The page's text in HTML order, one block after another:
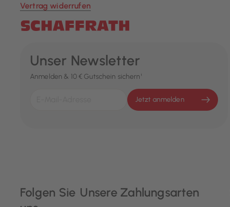
Vertrag widerrufen
Unser Newsletter
Anmelden & 10 € Gutschein sichern¹
Jetzt anmelden
Folgen Sie Unsere Zahlungsarten